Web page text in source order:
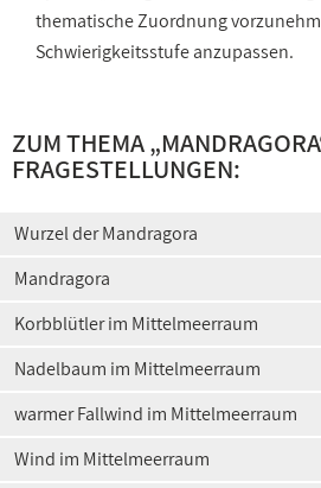
thematische Zuordnung
Schwierigkeitsstufe anzupassen.
ZUM THEMA
FRAGESTELLUNGEN:
Wurzel der Mandragora
Mandragora
Korbblütler im Mittelmeerraum
Nadelbaum im Mittelmeerraum
warmer Fallwind im Mittelmeerraum
Wind im Mittelmeerraum